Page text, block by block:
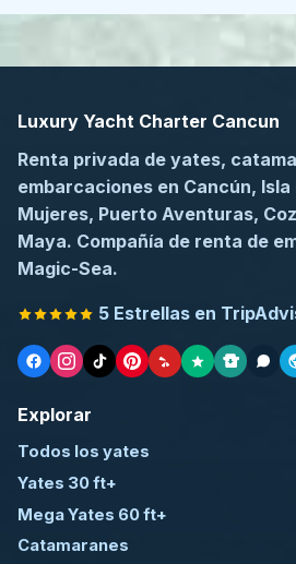
Luxury Yacht Charter Cancun
Renta privada de yates,
embarcaciones en Cancún,
Mujeres, Puerto Aventuras,
Maya. Compañía de renta de
Magic-Sea.
5 Estrellas en
Explorar
Todos los yates
Yates 30 ft+
Mega Yates 60 ft+
Catamaranes